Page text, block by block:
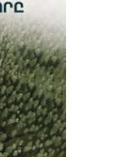
չի
ին, 11-